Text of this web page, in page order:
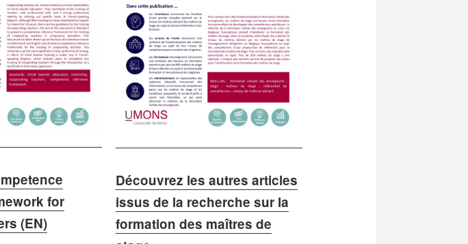
for
(EN)
Découvrez les autres articles
issus de la recherche sur la
formation des maîtres de